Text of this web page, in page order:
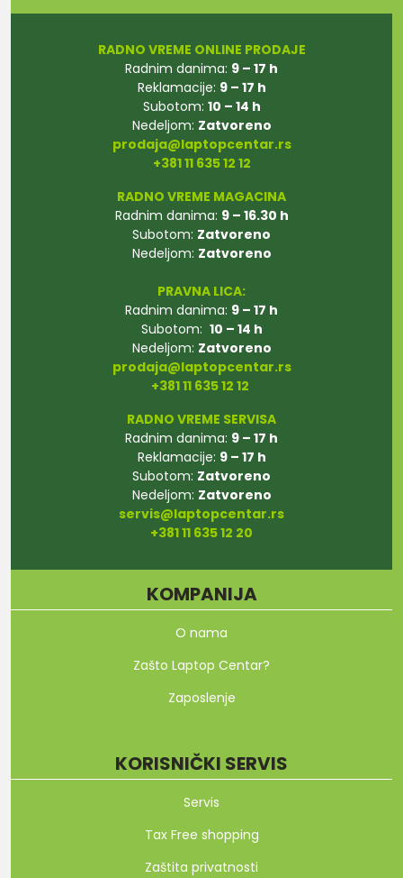
RADNO VREME ONLINE PRODAJE
Radnim danima: 9 – 17 h
Reklamacije: 9 – 17 h
Subotom: 10 – 14 h
Nedeljom: Zatvoreno
prodaja@laptopcentar.rs
+381 11 635 12 12
RADNO VREME MAGACINA
Radnim danima: 9 – 16.30 h
Subotom: Zatvoreno
Nedeljom: Zatvoreno
PRAVNA LICA:
Radnim danima: 9 – 17 h
Subotom: 10 – 14 h
Nedeljom: Zatvoreno
prodaja@laptopcentar.rs
+381 11 635 12 12
RADNO VREME SERVISA
Radnim danima: 9 – 17 h
Reklamacije: 9 – 17 h
Subotom: Zatvoreno
Nedeljom: Zatvoreno
servis@laptopcentar.rs
+381 11 635 12 20
KOMPANIJA
O nama
Zašto Laptop Centar?
Zaposlenje
KORISNIČKI SERVIS
Servis
Tax Free shopping
Zaštita privatnosti